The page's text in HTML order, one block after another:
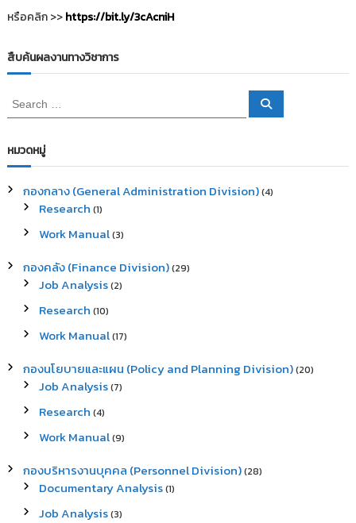
อ
ง
หรือคลิก >>https://bit.ly/3cAcniH
สืบค้นผลงานทางวิชาการ
e
r
c
f
S
หมวดหมู่
กองกลาง (General Administration Division)(4)
Research (1)
Work Manual(3)
กองคลัง (Finance Division)(29)
Job Analysis(2)
Research (10)
Work Manual(17)
กองนโยบายและแผน (Policy and Planning Division)(20)
Job Analysis(7)
Research (4)
Work Manual(9)
กองบริหารงานบุคคล (Personnel Division)(28)
Documentary Analysis(1)
Job Analysis(3)